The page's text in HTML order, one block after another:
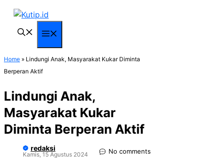
Langsung
Home » Lindungi Anak, Masyarakat Kukar Diminta
Berperan Aktif
Lindungi Anak,
Masyarakat Kukar
Diminta Berperan Aktif
redaksi
Kamis, 15 Agustus 2024 No comments